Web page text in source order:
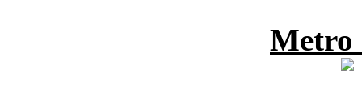
Metro